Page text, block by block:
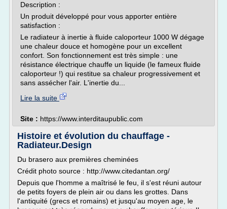
Description :
Un produit développé pour vous apporter entière
satisfaction :
Le radiateur à inertie à fluide caloporteur 1000 W dégage
une chaleur douce et homogène pour un excellent
confort. Son fonctionnement est très simple : une
résistance électrique chauffe un liquide (le fameux fluide
caloporteur !) qui restitue sa chaleur progressivement et
sans assécher l'air. L'inertie du...
Lire la suite
Site : https://www.interditaupublic.com
Histoire et évolution du chauffage -
Radiateur.Design
Du brasero aux premières cheminées
Crédit photo source : http://www.citedantan.org/
Depuis que l'homme a maîtrisé le feu, il s'est réuni autour
de petits foyers de plein air ou dans les grottes. Dans
l'antiquité (grecs et romains) et jusqu'au moyen age, le